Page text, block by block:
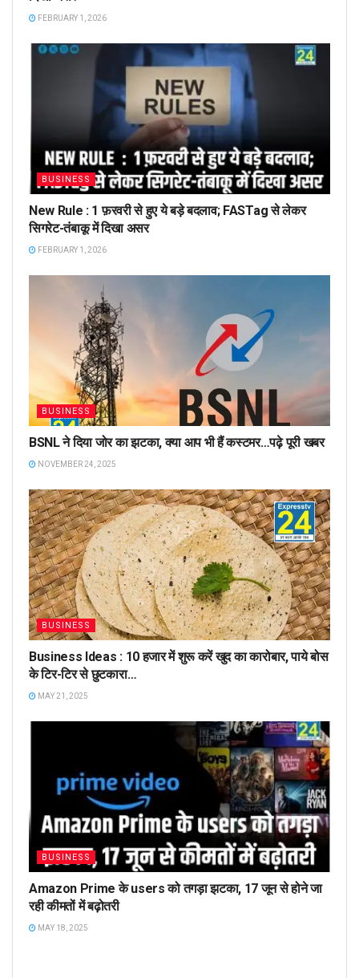
FEBRUARY 1, 2026
BUSINESS
New Rule : 1 फ़रवरी से हुए ये बड़े बदलाव; FASTag से लेकर
सिगरेट-तंबाकू में दिखा असर
FEBRUARY 1, 2026
BUSINESS
BSNL ने दिया जोर का झटका, क्या आप भी हैं कस्टमर…पढ़े पूरी खबर
NOVEMBER 24, 2025
BUSINESS
Business Ideas : 10 हजार में शुरू करें खुद का कारोबार, पाये बोस
के टिर-टिर से छुटकारा…
MAY 21, 2025
BUSINESS
Amazon Prime के users को तगड़ा झटका, 17 जून से होने जा
रही कीमतों में बढ़ोतरी
MAY 18, 2025